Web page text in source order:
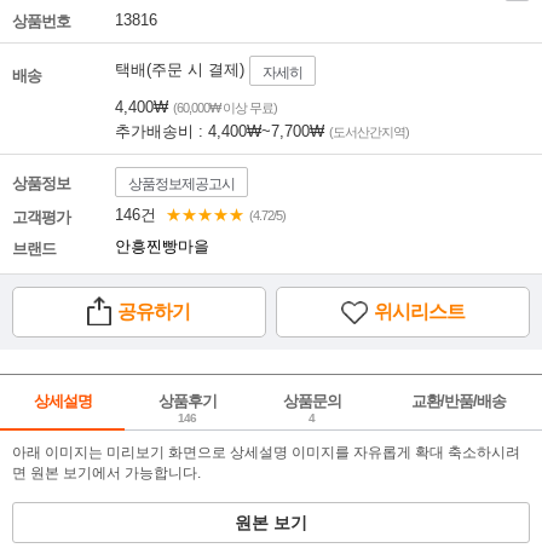
상품번호
13816
배송 택배(주문 시 결제) 자세히
4,400₩ (60,000₩ 이상 무료)
추가배송비 : 4,400₩~7,700₩ (도서산간지역)
상품정보 상품정보제공고시
고객평가 146건 ★★★★★ (4.72/5)
브랜드 안흥찐빵마을
공유하기 위시리스트
상세설명 상품후기
146
상품문의
4
교환/반품/배송
아래 이미지는 미리보기 화면으로 상세설명 이미지를 자유롭게 확대 축소하시려
면 원본 보기에서 가능합니다.
원본 보기